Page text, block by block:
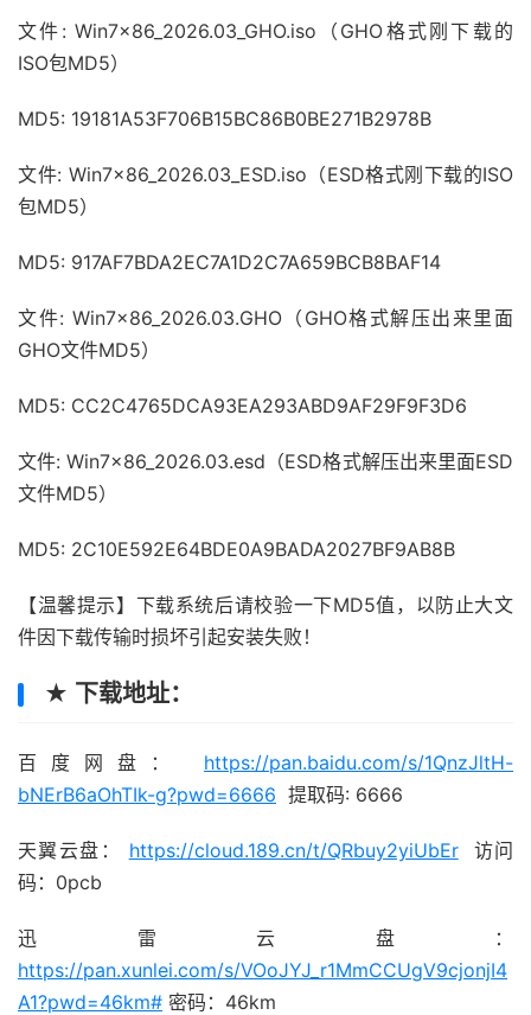
文件: Win7x86_2026.03_GHO.iso（GHO格式刚下载的
ISO包MD5）
MD5: 19181A53F706B15BC86B0BE271B2978B
文件: Win7x86_2026.03_ESD.iso（ESD格式刚下载的ISO
包MD5）
MD5: 917AF7BDA2EC7A1D2C7A659BCB8BAF14
文件: Win7x86_2026.03.GHO（GHO格式解压出来里面
GHO文件MD5）
MD5: CC2C4765DCA93EA293ABD9AF29F9F3D6
文件: Win7x86_2026.03.esd（ESD格式解压出来里面ESD
文件MD5）
MD5: 2C10E592E64BDE0A9BADA2027BF9AB8B
【温馨提示】下载系统后请校验一下MD5值，以防止大文
件因下载传输时损坏引起安装失败！
★ 下载地址：
百度网盘： https://pan.baidu.com/s/1QnzJltH-
bNErB6aOhTIk-g?pwd=6666 提取码: 6666
天翼云盘： https://cloud.189.cn/t/QRbuy2yiUbEr访问
码：0pcb
迅雷云盘：
https://pan.xunlei.com/s/VOoJYJ_r1MmCCUgV9cjonjI4
A1?pwd=46km# 密码：46km